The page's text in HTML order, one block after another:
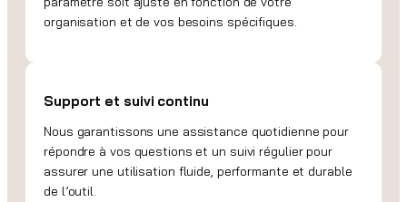
organisation et de vos besoins spécifiques.
Support et suivi continu
Nous garantissons une assistance quotidienne pour
répondre à vos questions et un suivi régulier pour
assurer une utilisation fluide, performante et durable
de l’outil.